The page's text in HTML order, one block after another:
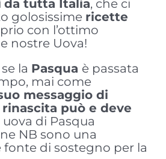
da tutta Italia, che ci
golosissime ricette
con l’ottimo
nostre Uova!
la Pasqua è passata
mai come
messaggio di
può e deve
uova di Pasqua
NB sono una
di sostegno per la